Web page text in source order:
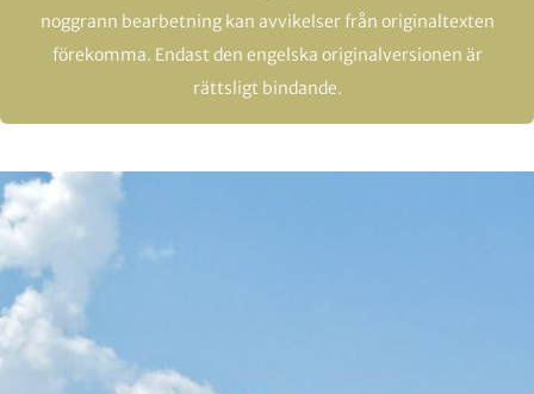
noggrann bearbetning kan avvikelser från originaltexten
förekomma. Endast den engelska originalversionen är
rättsligt bindande.
Hero
Image